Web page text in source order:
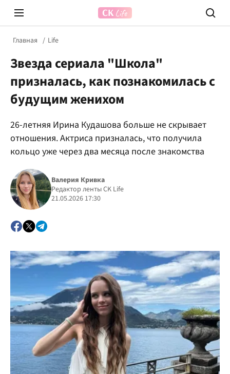
Главная Life
Звезда сериала "Школа"
призналась, как познакомилась с
будущим женихом
26-летняя Ирина Кудашова больше не скрывает
отношения. Актриса призналась, что получила
кольцо уже через два месяца после знакомства
Валерия Кривка
Редактор ленты CK Life
21.05.2026 17:30